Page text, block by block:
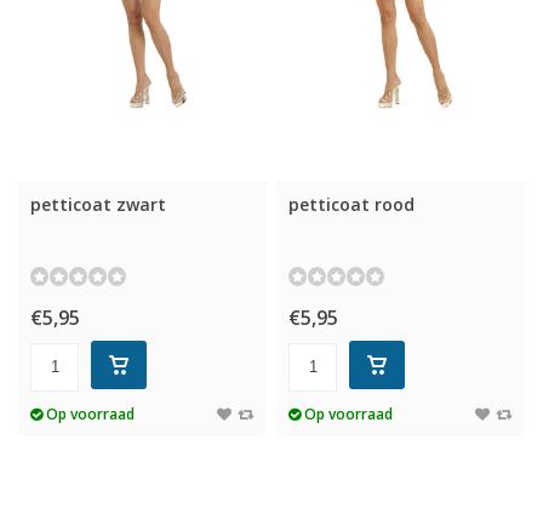
petticoat zwart
€5,95
Op voorraad
petticoat rood
€5,95
Op voorraad